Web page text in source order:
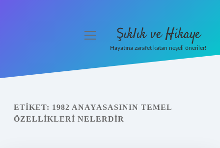
Yasal Uyarı
menüyü
Şıklık ve Hikaye
Hayatına zarafet katan neşeli öneriler!
ETIKET: 1982 ANAYASASININ TEMEL
ÖZELLIKLERI NELERDIR